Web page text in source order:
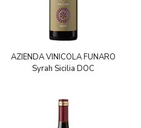
AZIENDA VINICOLA FUNARO
Syrah Sicilia DOC